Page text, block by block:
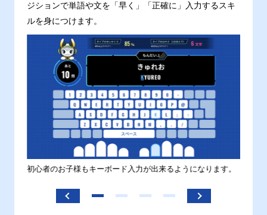
ジションで単語や文を「早く」「正確に」入力するスキ
ルを身につけます。
初心者のお子様もキーボード入力が出来るようになります。